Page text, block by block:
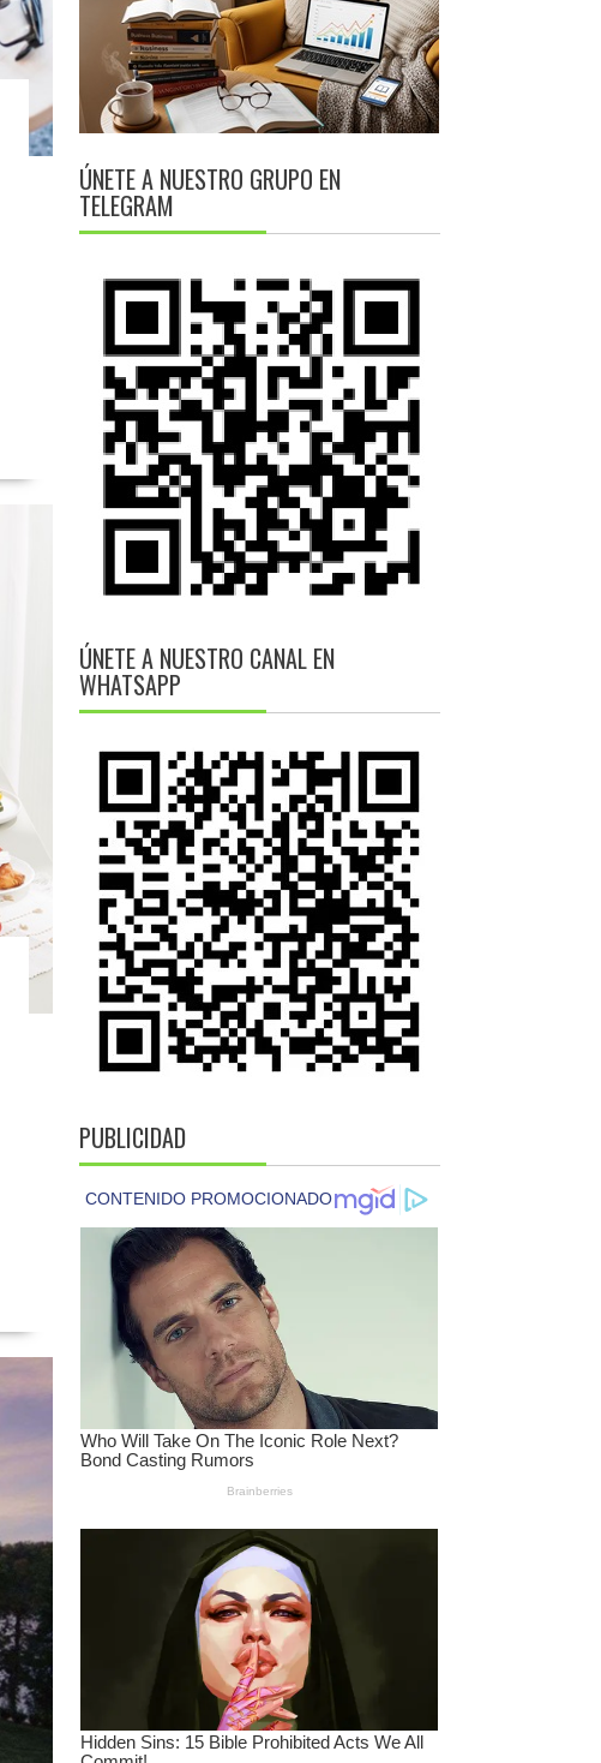
ÚNETE A NUESTRO GRUPO EN
TELEGRAM
ÚNETE A NUESTRO CANAL EN
WHATSAPP
PUBLICIDAD